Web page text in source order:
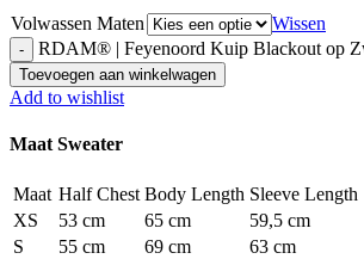
Volwassen Maten
Wissen
RDAM® | Feyenoord Kuip Blackout op
Toevoegen aan winkelwagen
Add to wishlist
Maat Sweater
Maat Half Chest Body Length Sleeve Length
XS
53 cm 65 cm
59,5 cm
S
55 cm 69 cm
63 cm